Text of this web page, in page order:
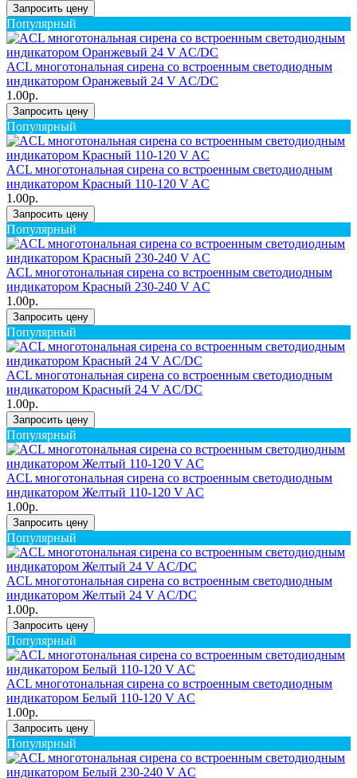
Запросить цену
Популярный
ACL многотональная сирена со встроенным светодиодным
индикатором Оранжевый 24 V AC/DC
1.00р.
Запросить цену
Популярный
ACL многотональная сирена со встроенным светодиодным
индикатором Красный 110-120 V AC
1.00р.
Запросить цену
Популярный
ACL многотональная сирена со встроенным светодиодным
индикатором Красный 230-240 V AC
1.00р.
Запросить цену
Популярный
ACL многотональная сирена со встроенным светодиодным
индикатором Красный 24 V AC/DC
1.00р.
Запросить цену
Популярный
ACL многотональная сирена со встроенным светодиодным
индикатором Желтый 110-120 V AC
1.00р.
Запросить цену
Популярный
ACL многотональная сирена со встроенным светодиодным
индикатором Желтый 24 V AC/DC
1.00р.
Запросить цену
Популярный
ACL многотональная сирена со встроенным светодиодным
индикатором Белый 110-120 V AC
1.00р.
Запросить цену
Популярный